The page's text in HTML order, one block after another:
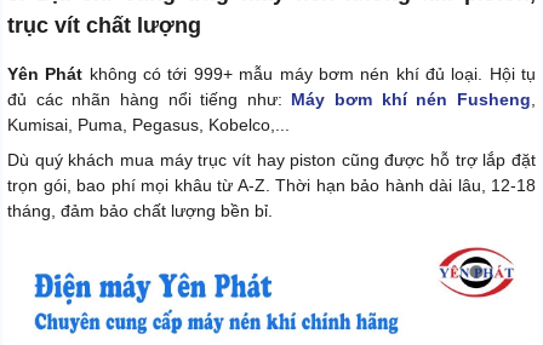
trục vít chất lượng
Yên Phát không có tới 999+ mẫu máy bơm nén khí đủ loại. Hội tụ
đủ các nhãn hàng nổi tiếng như: Máy bơm khí nén Fusheng
Kumisai, Puma, Pegasus, Kobelco,...
Dù quý khách mua máy trục vít hay piston cũng được hỗ trợ lắp đặt
trọn gói, bao phí mọi khâu từ A-Z. Thời hạn bảo hành dài lâu, 12-18
tháng, đảm bảo chất lượng bền bỉ.